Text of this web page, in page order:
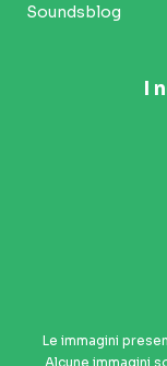
Soundsblog
I
Le immagini
Alcune immagini